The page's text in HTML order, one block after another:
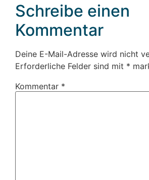
Schreibe einen
Kommentar
Deine E-Mail-Adresse wird nicht
Erforderliche Felder sind mit *
Kommentar *